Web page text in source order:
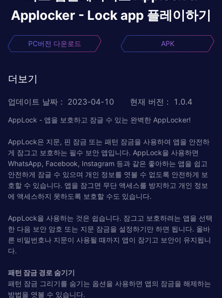
Applocker - Lock app 플레이하기
PC버전 다운로드 APK
더보기
업데이트 날짜 : 2023-04-10 현재 버전 : 1.0.4
AppLock - 앱을 보호하고 잠글 수 있는 완벽한 AppLocker!
AppLock은 지문, 핀 잠금 또는 패턴 잠금을 사용하여 앱을 안전하
게 잠그고 보호하는 필수 보안 앱입니다. AppLock을 사용하면
WhatsApp, Facebook, Instagram 등과 같은 좋아하는 앱을 쉽고
안전하게 잠글 수 있으며 개인 정보를 엿볼 수 없도록 안전하게 보
호할 수 있습니다. 앱을 잠그면 무단 액세스를 방지하고 개인 정보
에 액세스하지 못하도록 보호할 수도 있습니다.
AppLock을 사용하는 것은 쉽습니다. 잠그고 보호하려는 앱을 선택
한 다음 보안 암호 또는 지문 잠금을 설정하기만 하면 됩니다. 올바
른 비밀번호나 지문이 사용될 때까지 앱이 잠기고 보안이 유지됩니
다.
패턴 잠금 경로 숨기기
패턴 잠금 그리기를 숨기는 옵션을 사용하면 앱의 잠금을 해제하는
방법을 엿볼 수 있습니다.